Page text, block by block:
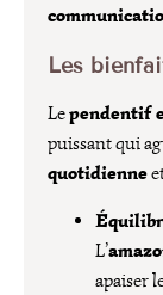
Les
Lependentif
puissant qui
quotidienne
L’
apaiser